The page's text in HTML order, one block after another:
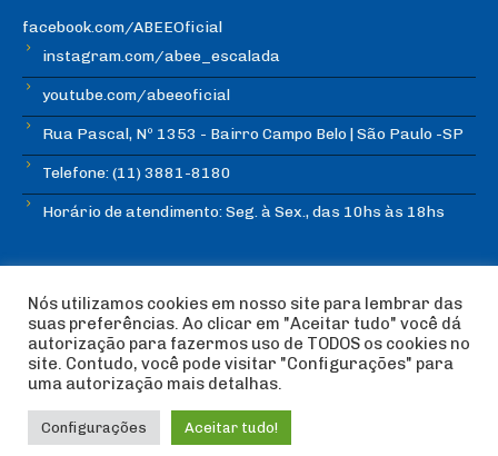
facebook.com/ABEEOficial
instagram.com/abee_escalada
youtube.com/abeeoficial
Rua Pascal, Nº 1353 - Bairro Campo Belo | São Paulo -SP
Telefone: (11) 3881-8180
Horário de atendimento: Seg. à Sex., das 10hs às 18hs
© Copyright ABEE | Associação Brasileira de Escalada
Esportiva 2018 | Design:
Imagética Design
Nós utilizamos cookies em nosso site para lembrar das
suas preferências. Ao clicar em "Aceitar tudo" você dá
autorização para fazermos uso de TODOS os cookies no
site. Contudo, você pode visitar "Configurações" para
uma autorização mais detalhas.
Configurações Aceitar tudo!